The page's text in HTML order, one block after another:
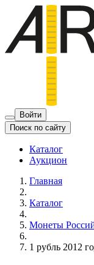
Войти
Поиск по сайту
Каталог
Аукцион
Главная
Каталог
Монеты
1 рубль 2012